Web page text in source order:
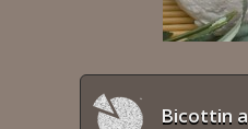
Bicottin